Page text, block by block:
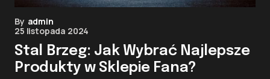
By admin
25 listopada 2024
Stal Brzeg: Jak Wybrać Najlepsze
Produkty w Sklepie Fana?